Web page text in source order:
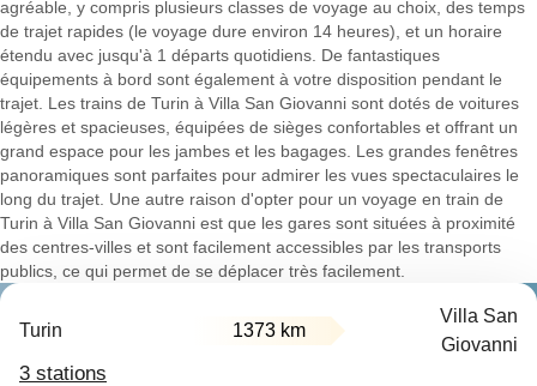
agréable, y compris plusieurs classes de voyage au choix, des temps
de trajet rapides (le voyage dure environ 14 heures), et un horaire
étendu avec jusqu'à 1 départs quotidiens. De fantastiques
équipements à bord sont également à votre disposition pendant le
trajet. Les trains de Turin à Villa San Giovanni sont dotés de voitures
légères et spacieuses, équipées de sièges confortables et offrant un
grand espace pour les jambes et les bagages. Les grandes fenêtres
panoramiques sont parfaites pour admirer les vues spectaculaires le
long du trajet. Une autre raison d'opter pour un voyage en train de
Turin à Villa San Giovanni est que les gares sont situées à proximité
des centres-villes et sont facilement accessibles par les transports
publics, ce qui permet de se déplacer très facilement.
Turin 1373 km
Villa San
Giovanni
3 stations